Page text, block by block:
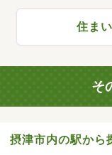
住ま
そ
摂津市内の駅から